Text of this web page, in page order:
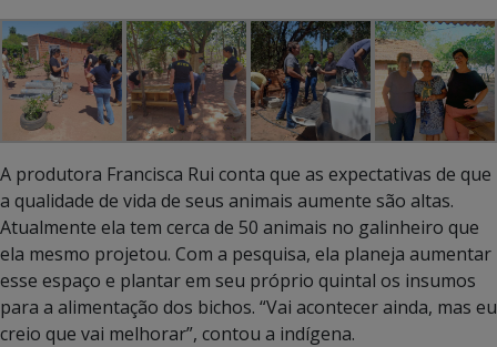
A produtora Francisca Rui conta que as expectativas de que
a qualidade de vida de seus animais aumente são altas.
Atualmente ela tem cerca de 50 animais no galinheiro que
ela mesmo projetou. Com a pesquisa, ela planeja aumentar
esse espaço e plantar em seu próprio quintal os insumos
para a alimentação dos bichos. “Vai acontecer ainda, mas eu
creio que vai melhorar”, contou a indígena.